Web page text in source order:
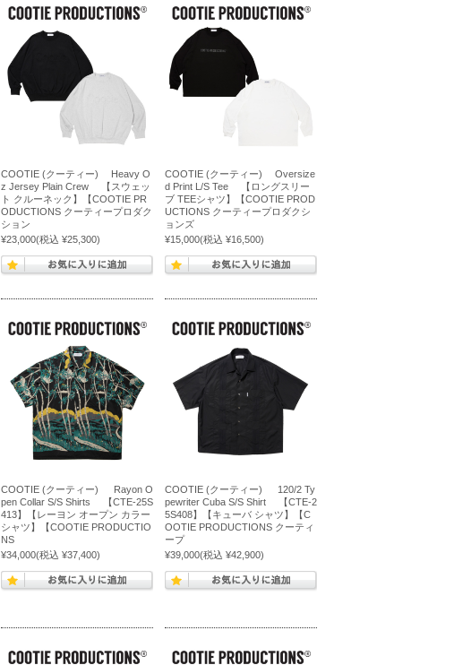
COOTIE (クーティー) Heavy O
z Jersey Plain Crew 【スウェッ
ト クルーネック】【COOTIE PR
ODUCTIONS クーティープロダク
ション
¥23,000(税込 ¥25,300)
COOTIE (クーティー) Oversize
d Print L/S Tee 【ロングスリー
ブ TEEシャツ】【COOTIE PROD
UCTIONS クーティープロダクシ
ョンズ
¥15,000(税込 ¥16,500)
COOTIE (クーティー) Rayon O
pen Collar S/S Shirts 【CTE-25S
413】【レーヨン オープン カラー
シャツ】【COOTIE PRODUCTIO
NS
¥34,000(税込 ¥37,400)
COOTIE (クーティー) 120/2 Ty
pewriter Cuba S/S Shirt 【CTE-2
5S408】【キューバ シャツ】【C
OOTIE PRODUCTIONS クーティ
ープ
¥39,000(税込 ¥42,900)